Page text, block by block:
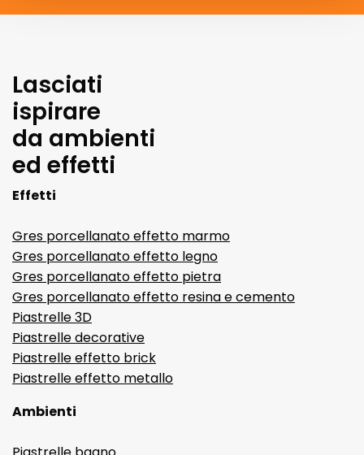
Lasciati
ispirare
da ambienti
ed effetti
Effetti
Gres porcellanato effetto marmo
Gres porcellanato effetto legno
Gres porcellanato effetto pietra
Gres porcellanato effetto resina e cemento
Piastrelle 3D
Piastrelle decorative
Piastrelle effetto brick
Piastrelle effetto metallo
Ambienti